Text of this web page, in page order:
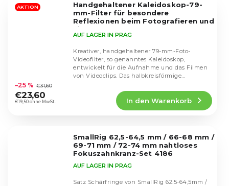
Sternen.
AKTION
Handgehaltener Kaleidoskop-79-
mm-Filter für besondere
Reflexionen beim Fotografieren und
Filmen
durchschnittliche
Produktbewertung
ist
AUF LAGER IN PRAG
€19,50 ohne MwSt.
–25 % €31,60
€23,60
In den Warenkorb
Kreativer, handgehaltener 79-mm-Foto-
Videofilter, so genanntes Kaleidoskop,
entwickelt für die Aufnahme und das Filmen
von Videoclips. Das halbkreisförmige
SmallRig 62,5-64,5 mm / 66-68 mm /
69-71 mm / 72-74 mm nahtloses
Fokuszahnkranz-Set 4186
AUF LAGER IN PRAG
Satz Schärfringe von SmallRig 62.5-64,5mm /